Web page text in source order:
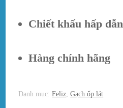
Chiết khấu hấp dẫn
Hàng chính hãng
Danh mục:Feliz,Gạch ốp lát